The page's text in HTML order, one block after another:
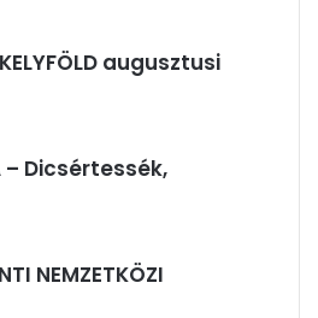
augusztusi
– Dicsértessék,
NEMZETKÖZI